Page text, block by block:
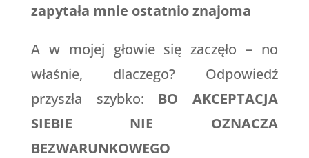
zapytała mnie ostatnio znajoma
A w mojej głowie się zaczęło – no
właśnie, dlaczego? Odpowiedź
przyszła szybko: BO AKCEPTACJA
SIEBIE NIE OZNACZA
BEZWARUNKOWEGO